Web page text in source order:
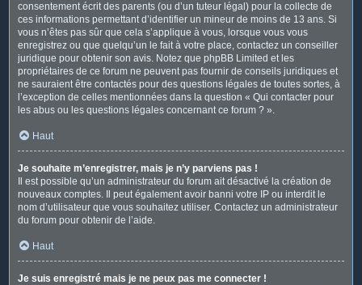
consentement écrit des parents (ou d’un tuteur légal) pour la collecte de
ces informations permettant d’identifier un mineur de moins de 13 ans. Si
vous n’êtes pas sûr que cela s’applique à vous, lorsque vous vous
enregistrez ou que quelqu’un le fait à votre place, contactez un conseiller
juridique pour obtenir son avis. Notez que phpBB Limited et les
propriétaires de ce forum ne peuvent pas fournir de conseils juridiques et
ne sauraient être contactés pour des questions légales de toutes sortes, à
l’exception de celles mentionnées dans la question « Qui contacter pour
les abus ou les questions légales concernant ce forum ? ».
Haut
Je souhaite m’enregistrer, mais je n’y parviens pas !
Il est possible qu’un administrateur du forum ait désactivé la création de
nouveaux comptes. Il peut également avoir banni votre IP ou interdit le
nom d’utilisateur que vous souhaitez utiliser. Contactez un administrateur
du forum pour obtenir de l’aide.
Haut
Je suis enregistré mais je ne peux pas me connecter !